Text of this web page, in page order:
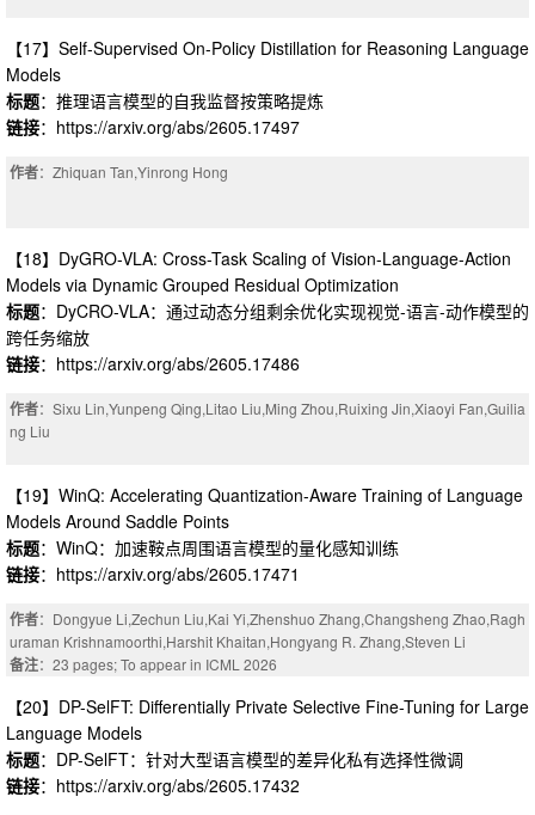
【17】Self-Supervised On-Policy Distillation for Reasoning Language
Models
标题：推理语言模型的自我监督按策略提炼
链接：https://arxiv.org/abs/2605.17497
作者：Zhiquan Tan,Yinrong Hong
【18】DyGRO-VLA: Cross-Task Scaling of Vision-Language-Action
Models via Dynamic Grouped Residual Optimization
标题：DyCRO-VLA：通过动态分组剩余优化实现视觉-语言-动作模型的
跨任务缩放
链接：https://arxiv.org/abs/2605.17486
作者：Sixu Lin,Yunpeng Qing,Litao Liu,Ming Zhou,Ruixing Jin,Xiaoyi Fan,Guilia
ng Liu
【19】WinQ: Accelerating Quantization-Aware Training of Language
Models Around Saddle Points
标题：WinQ：加速鞍点周围语言模型的量化感知训练
链接：https://arxiv.org/abs/2605.17471
作者：Dongyue Li,Zechun Liu,Kai Yi,Zhenshuo Zhang,Changsheng Zhao,Ragh
uraman Krishnamoorthi,Harshit Khaitan,Hongyang R. Zhang,Steven Li
备注：23 pages; To appear in ICML 2026
【20】DP-SelFT: Differentially Private Selective Fine-Tuning for Large
Language Models
标题：DP-SelFT：针对大型语言模型的差异化私有选择性微调
链接：https://arxiv.org/abs/2605.17432